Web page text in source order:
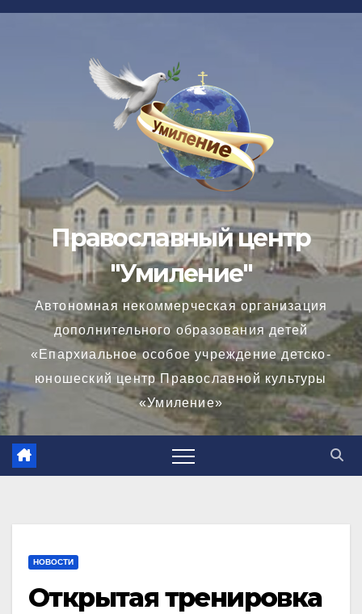
Перейти
Православный центр
"Умиление"
Автономная некоммерческая организация
дополнительного образования детей
«Епархиальное особое учреждение детско-
юношеский центр Православной культуры
«Умиление»
НОВОСТИ
Открытая тренировка